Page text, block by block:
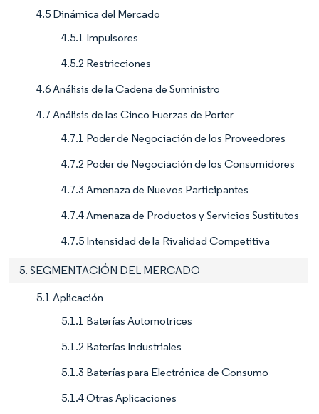
4.5 Dinámica del Mercado
4.5.1 Impulsores
4.5.2 Restricciones
4.6 Análisis de la Cadena de Suministro
4.7 Análisis de las Cinco Fuerzas de Porter
4.7.1 Poder de Negociación de los Proveedores
4.7.2 Poder de Negociación de los Consumidores
4.7.3 Amenaza de Nuevos Participantes
4.7.4 Amenaza de Productos y Servicios Sustitutos
4.7.5 Intensidad de la Rivalidad Competitiva
5. SEGMENTACIÓN DEL MERCADO
5.1 Aplicación
5.1.1 Baterías Automotrices
5.1.2 Baterías Industriales
5.1.3 Baterías para Electrónica de Consumo
5.1.4 Otras Aplicaciones